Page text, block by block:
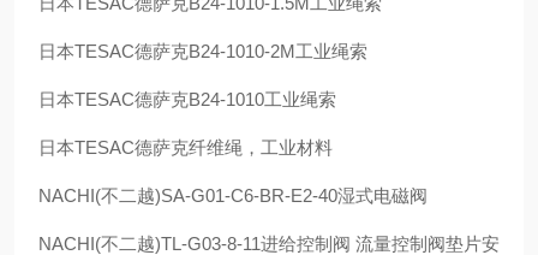
日本TESAC德萨克B24-1010-2M工业绳索
日本TESAC德萨克B24-1010工业绳索
日本TESAC德萨克纤维绳，工业材料
NACHI(不二越)SA-G01-C6-BR-E2-40湿式电磁阀
NACHI(不二越)TL-G03-8-11进给控制阀 流量控制阀垫片安